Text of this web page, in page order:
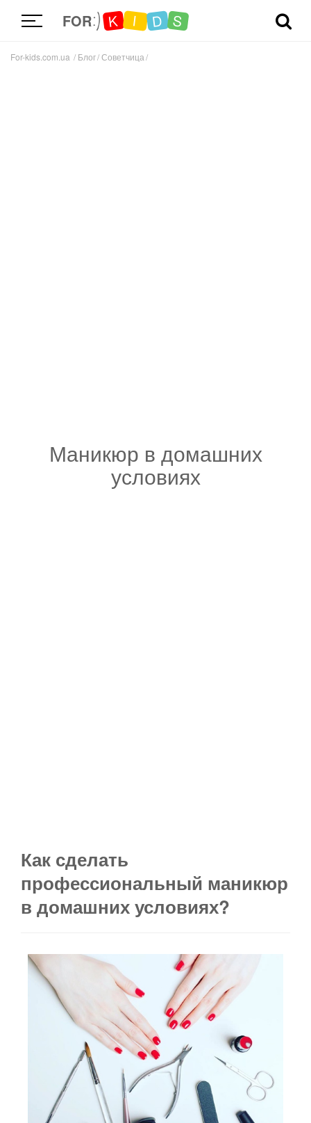
FOR K I D S
For-kids.com.ua Блог Советчица
Маникюр в домашних
условиях
Как сделать
профессиональный маникюр
в домашних условиях?